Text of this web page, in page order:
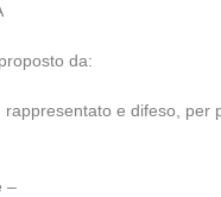
da:
rappresentato e difeso, per
–